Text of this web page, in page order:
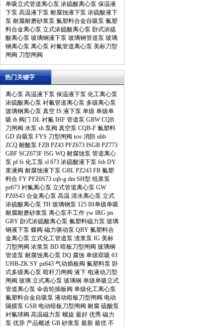
单吸立式管道离心泵 浓硫酸离心泵 保温液
下泵 高温液下泵 耐腐蚀液下泵 浓硫酸液下
泵 耐腐耐磨砂浆泵 氟塑料合金自吸泵 氟塑
料合金离心泵 立式浓硫酸离心泵 卧式浓硫
酸离心泵 玻璃钢液下泵 玻璃钢管道泵 玻璃
钢离心泵 离心泵 衬氟管道离心泵 美标刀型
闸阀 刀型闸阀
热门关键字
离心泵 高温液下泵 保温液下泵 化工离心泵
浓硫酸离心泵 衬氟管道离心泵 多级离心泵
玻璃钢离心泵 真空 IS 液下泵 单级 单级单
吸 ih 阀门 DL 衬氟 IHF 管道泵 GBW CQB
刀闸阀 水泵 sh 泵阀 真空泵 CQB-F 氟塑料
GD 自吸泵 FYS 刀型闸阀 isw 消防 uhb
ZCQ 耐酸泵 FZB PZ43 PFZ673 ISGB PZ773
GBF SCZ673F ISG WQ 耐腐蚀泵 管道离心
泵 pf fs 化工泵 sl 673 浓硫酸液下泵 fsb DY
浆液阀 耐腐蚀液下泵 GBL PZ243 FB 氟塑
料合 FY PFZ6S73 cqb-g dm SH型 纸浆泵
pz673 衬氟离心泵 立式管道离心泵 GW
PZ6S43 合金离心泵 高温 清水离心泵 立式
浓硫酸离心泵 TH 玻璃钢泵 125 IH单级单吸
耐腐耐磨砂浆泵 离心泵不工作 yw IRG jm
GBY 卧式浓硫酸离心泵 氟塑料磁力泵 玻璃
钢液下泵 蝶阀 磁力驱动泵 QBY 氟塑料合
金离心泵 立式化工管道泵 渣浆泵 IG 美标
刀型闸阀 浓浆泵 BD 暗板刀型闸阀 玻璃钢
管道泵 耐腐蚀离心泵 DQ 腐蚀 单级双吸 63
UHB-ZK SY pz643 气动插板阀 氟塑料泵 卧
式多级离心泵 暗杆刀闸阀 液下 电液动刀型
闸阀 玻璃 立式离心泵 玻璃钢 单级单吸立式
管道离心泵 伞齿轮插板阀 单级化工离心泵
氟塑料合金自吸泵 液动暗板刀型闸阀 电动
隔膜泵 GSB 电动暗板刀型闸阀 耐腐 硫酸泵
衬氟球阀 高温磁力泵 螺旋 最好 优秀 磁力
泵 优异 产品概述 GB 砂浆泵 最新 最优 不